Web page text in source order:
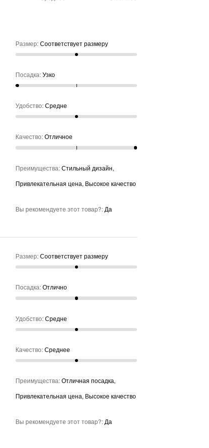
Размер:Соответствует размеру
Посадка:Узко
Удобство:Средне
Качество:Отличное
Преимущества:Стильный дизайн,
Привлекательная цена, Высокое качество
Вы рекомендуете этот товар?: Да
Размер:Соответствует размеру
Посадка:Отлично
Удобство:Средне
Качество:Среднее
Преимущества:Отличная посадка,
Привлекательная цена, Высокое качество
Вы рекомендуете этот товар?: Да